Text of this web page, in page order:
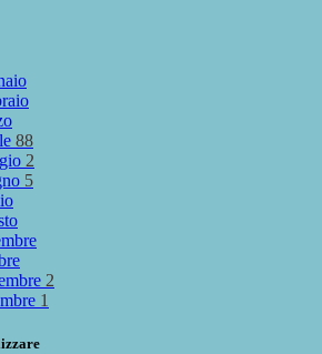
88
2
5
2
1